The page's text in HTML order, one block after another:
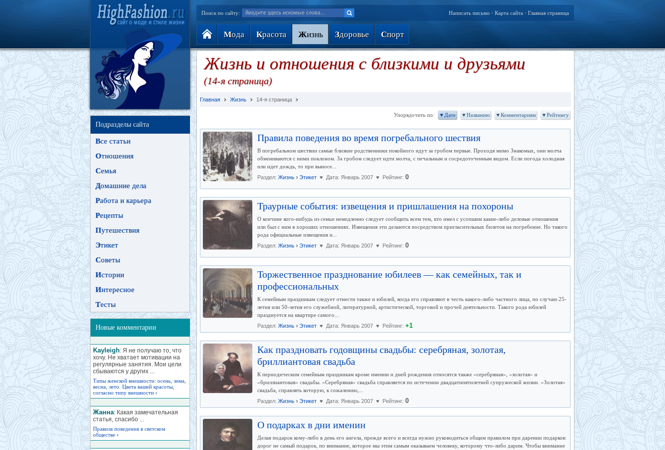
Поиск по сайту: Написать письмо • Карта сайта • Главная страница
Мода Красота Жизнь Здоровье Спорт
Подразделы сайта
Все статьи
Отношения
Семья
Домашние дела
Работа и карьера
Рецепты
Путешествия
Этикет
Советы
Истории
Интересное
Тесты
Новые комментарии
Kayleigh: Я не получаю то, что
хочу. Не хватает мотивации на
регулярные занятия. Мои цели
сбываются у других ...
Типы женской внешности: осень, зима,
весна, лето. Цвета вашей красоты,
согласно типу внешности ›
Жанна: Какая замечательная
статья, спасибо ...
Правила поведения в светском
обществе ›
Жизнь и отношения с близкими и друзьями
(14-я страница)
Главная Жизнь 14-я страница
Упорядочить по: ▼Дате ▼Названию ▼Комментариям ▼Рейтингу
Правила поведения во время погребального шествия
В погребальном шествии самые близкие родственники покойного идут за гробом первые. Проходя мимо Знакомых, они молча
обмениваются с ними поклоном. За гробом следует идти молча, с печальным и сосредоточенным видом. Если погода холодная
или идет дождь, то при выносе...
Раздел: Жизнь › Этикет ♥ Дата: Январь 2007 ♥ Рейтинг: 0
Траурные события: извещения и пришлашения на похороны
О кончине кого-нибудь из семьи немедленно следует сообщить всем тем, кто имел с усопшим какие-либо деловые отношения
или был с ним в хороших отношениях. Извещения эти делаются посредством пригласительных билетов на погребение. Но такого
рода официальные извещения и...
Раздел: Жизнь › Этикет ♥ Дата: Январь 2007 ♥ Рейтинг: 0
Торжественное празднование юбилеев — как семейных, так и
профессиональных
К семейным праздникам следует отнести также и юбилей, когда его справляют в честь какого-либо частного лица, по случаю 25-
летия или 50-летия его служебной, литературной, артистической, торговой и прочей деятельности. Такого рода юбилей
празднуется на квартире самого...
Раздел: Жизнь › Этикет ♥ Дата: Январь 2007 ♥ Рейтинг: +1
Как праздновать годовщины свадьбы: серебряная, золотая,
бриллиантовая свадьба
К периодическим семейным праздникам кроме именин и дней рождения относятся также «серебряная», «золотая» и
«бриллиантовая» свадьбы. «Серебряная» свадьба справляется по истечении двадцатипятилетней супружеской жизни. «Золотая»
свадьба, справлять которую, к сожалению,...
Раздел: Жизнь › Этикет ♥ Дата: Январь 2007 ♥ Рейтинг: 0
О подарках в дни именин
Делая подарок кому-либо в день его ангела, прежде всего и всегда нужно руководиться общим правилом при дарении подарков:
дорог не самый подарок, по внимание, которое мы этим самым оказываем человеку, которому что-либо дарим. Чтобы внимание